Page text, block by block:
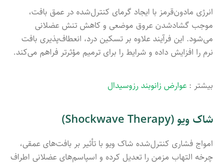
انرژی مادون‌قرمز با ایجاد گرمای کنترل‌شده در عمق بافت،
موجب گشادشدن عروق موضعی و کاهش تنش عضلانی
می‌شود. این فرآیند علاوه بر تسکین درد، انعطاف‌پذیری بافت
نرم را افزایش داده و شرایط را برای ترمیم مؤثرتر فراهم می‌کند.
بیشتر : عوارض زانوبند رزوسیدال
شاک ویو (Shockwave Therapy)
امواج فشاری کنترل‌شده شاک ویو با تأثیر بر بافت‌های عمقی،
چرخه التهاب مزمن را تعدیل کرده و اسپاسم‌های عضلانی اطراف